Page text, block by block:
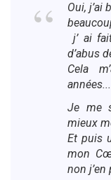
Oui, j’ai
j’ ai
d’abus
Cela
années...
Je me
mieux
Et puis
mon
non